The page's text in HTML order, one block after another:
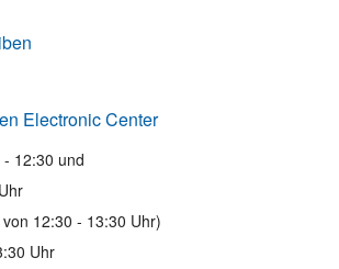
Electronic Center
12:30 und
12:30 - 13:30 Uhr)
Uhr